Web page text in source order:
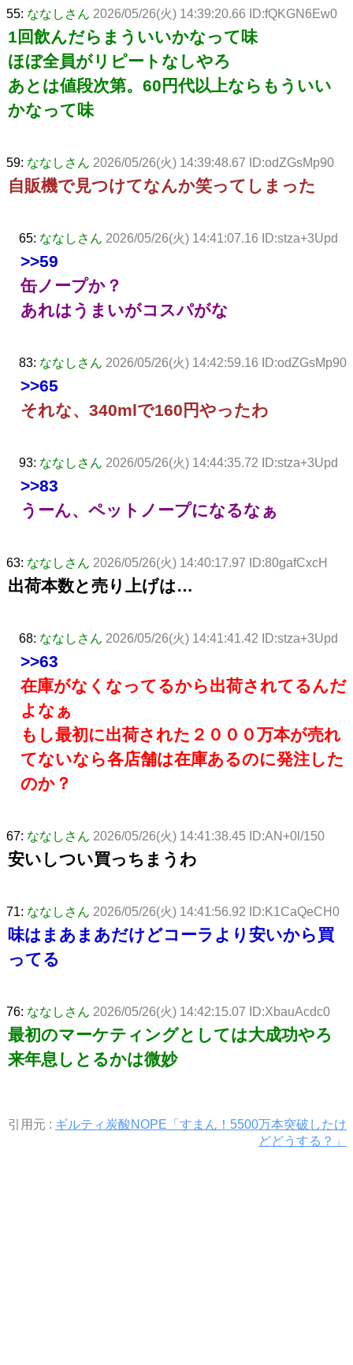
55: ななしさん 2026/05/26(火) 14:39:20.66 ID:fQKGN6Ew0
1回飲んだらまういいかなって味
ほぼ全員がリピートなしやろ
あとは値段次第。60円代以上ならもういい
かなって味
59: ななしさん 2026/05/26(火) 14:39:48.67 ID:odZGsMp90
自販機で見つけてなんか笑ってしまった
65: ななしさん 2026/05/26(火) 14:41:07.16 ID:stza+3Upd
>>59
缶ノープか？
あれはうまいがコスパがな
83: ななしさん 2026/05/26(火) 14:42:59.16 ID:odZGsMp90
>>65
それな、340mlで160円やったわ
93: ななしさん 2026/05/26(火) 14:44:35.72 ID:stza+3Upd
>>83
うーん、ペットノープになるなぁ
63: ななしさん 2026/05/26(火) 14:40:17.97 ID:80gafCxcH
出荷本数と売り上げは…
68: ななしさん 2026/05/26(火) 14:41:41.42 ID:stza+3Upd
>>63
在庫がなくなってるから出荷されてるんだ
よなぁ
もし最初に出荷された２０００万本が売れ
てないなら各店舗は在庫あるのに発注した
のか？
67: ななしさん 2026/05/26(火) 14:41:38.45 ID:AN+0l/150
安いしつい買っちまうわ
71: ななしさん 2026/05/26(火) 14:41:56.92 ID:K1CaQeCH0
味はまあまあだけどコーラより安いから買
ってる
76: ななしさん 2026/05/26(火) 14:42:15.07 ID:XbauAcdc0
最初のマーケティングとしては大成功やろ
来年息しとるかは微妙
引用元 : ギルティ炭酸NOPE「すまん！5500万本突破したけ
どどうする？」